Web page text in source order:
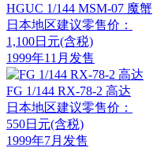
HGUC 1/144 MSM-07 魔蟹
日本地区建议零售价：
1,100日元(含税)
1999年11月发售
FG 1/144 RX-78-2 高达
日本地区建议零售价：
550日元(含税)
1999年7月发售